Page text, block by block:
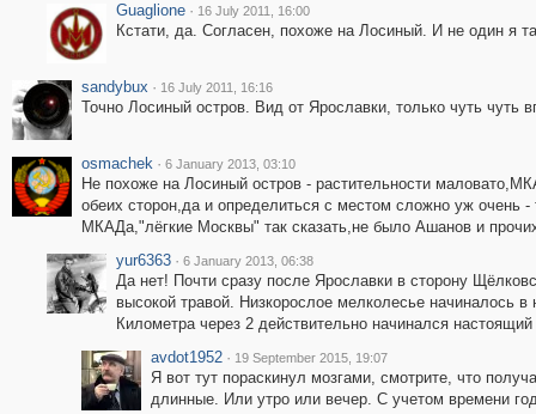
Guaglione · 16 July 2011, 16:00
Кстати, да. Согласен, похоже на Лосиный. И не один я
sandybux · 16 July 2011, 16:16
Точно Лосиный остров. Вид от Ярославки, только чуть чуть
osmachek · 6 January 2013, 03:10
Не похоже на Лосиный остров - растительности
обеих сторон,да и определиться с местом сложно уж очень
МКАДа,"лёгкие Москвы" так сказать,не было Ашанов и
yur6363 · 6 January 2013, 06:38
Да нет! Почти сразу после Ярославки в сторону
высокой травой. Низкорослое мелколесье начиналось в
Километра через 2 действительно начинался
avdot1952 · 19 September 2015, 19:07
Я вот тут пораскинул мозгами, смотрите, что
длинные. Или утро или вечер. С учетом времени